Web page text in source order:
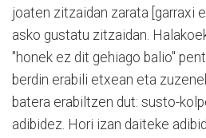
joaten zitzaidan zarata [garraxi
asko gustatu zitzaidan.
"honek ez dit gehiago balio"
berdin erabili etxean eta
batera erabiltzen dut: susto-
adibidez. Hori izan daiteke